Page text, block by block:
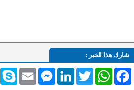
شارك هذا الخبر :
Skype Email
MessengerLinkedInTwitterWhatsAppFacebook